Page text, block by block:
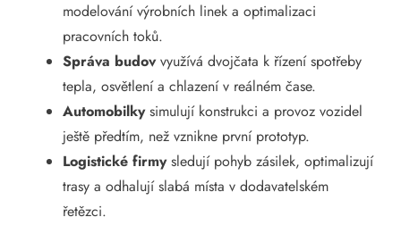
modelování výrobních linek a optimalizaci
pracovních toků.
Správa budovvyužívá dvojčata k řízení spotřeby
tepla, osvětlení a chlazení v reálném čase.
Automobilkysimulují konstrukci a provoz vozidel
ještě předtím, než vznikne první prototyp.
Logistické firmysledují pohyb zásilek, optimalizují
trasy a odhalují slabá místa v dodavatelském
řetězci.